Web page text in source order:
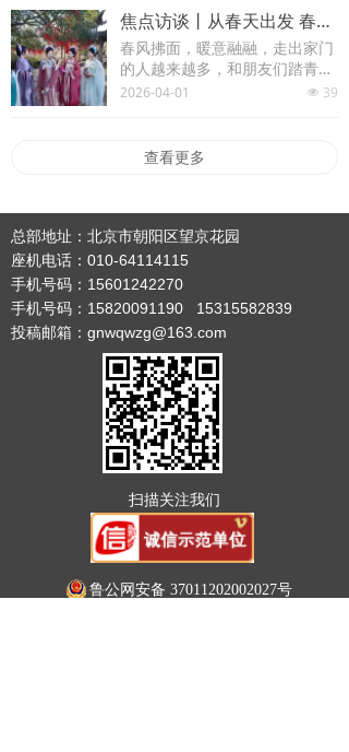
教育
地产
交通
富硒
书画
括：海尔集团董事局主席、首席
执行官周云杰；海信集团董事长
贾少谦；蓝思科技董事长周群
飞；小米集团创始人、董事长兼
CEO雷军；字节跳动CEO梁汝
焦点访谈丨从春天出发 春日经济供需两旺活力足
春风拂面，暖意融融，走出家门
的人越来越多，和朋友们踏青出
行共赴“花”海，尽享惬意时光。
向荣的春日消费图景正在铺展开
来。从文旅体验到乡村休闲，从
蓬勃生长，烟火气与新鲜感交
织，春日经济供需两旺、活力十
足。
넶 39
2026-04-01
查看更多
扫描关注我们
总部地址：北京市朝阳区望京花园
座机电话：010-64114115
手机号码：15601242270
手机号码：15820091190 15315582839
投稿邮箱：gnwqwzg@163.com
鲁公网安备 37011202002027号